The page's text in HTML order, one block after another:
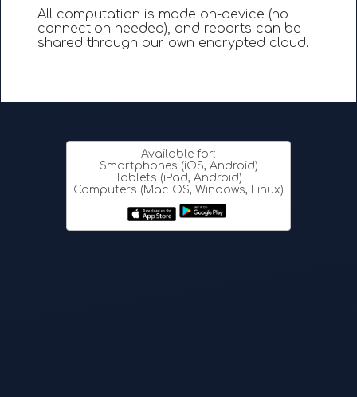
All computation is made on-device (no
connection needed), and reports can be
shared through our own encrypted cloud.
Available for:
Smartphones (iOS, Android)
Tablets (iPad, Android)
Computers (Mac OS, Windows, Linux)